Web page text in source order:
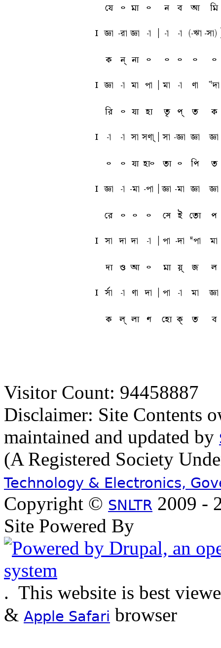
যে ৹ মা ৹ ন ব আ মি
l ta -ra ta -a -a -a (-va -
ক ন্ না ৹ ৹ ৹ ৹ ৹
l ta -a ma pa ma -a ua Uda
রি ৹ যা হা তৃ প্ ত ক
l -a -a sa suah sa -ta ta ta
৹ ৹ যা হা৹ তা ৹ পি ত
l ta -a -ma -pa ta -ma ta ta
রে ৹ ৹ ৹ সে ই তো প
l sa da da -a pa -da Dpa ma
দা ও আ ৹ মা য়্ জ ল
l sfa -a ua da pa -a ma ta
ক ল্ লা ণ হো ক্ ত ব
Visitor Count: 94458887
Disclaimer: Site Contents
maintained and updated by
(A Registered Society
Technology & Electronics,
Copyright © SNLTR 2009 -
Site Powered By
. This website is best
& Apple Safari browser